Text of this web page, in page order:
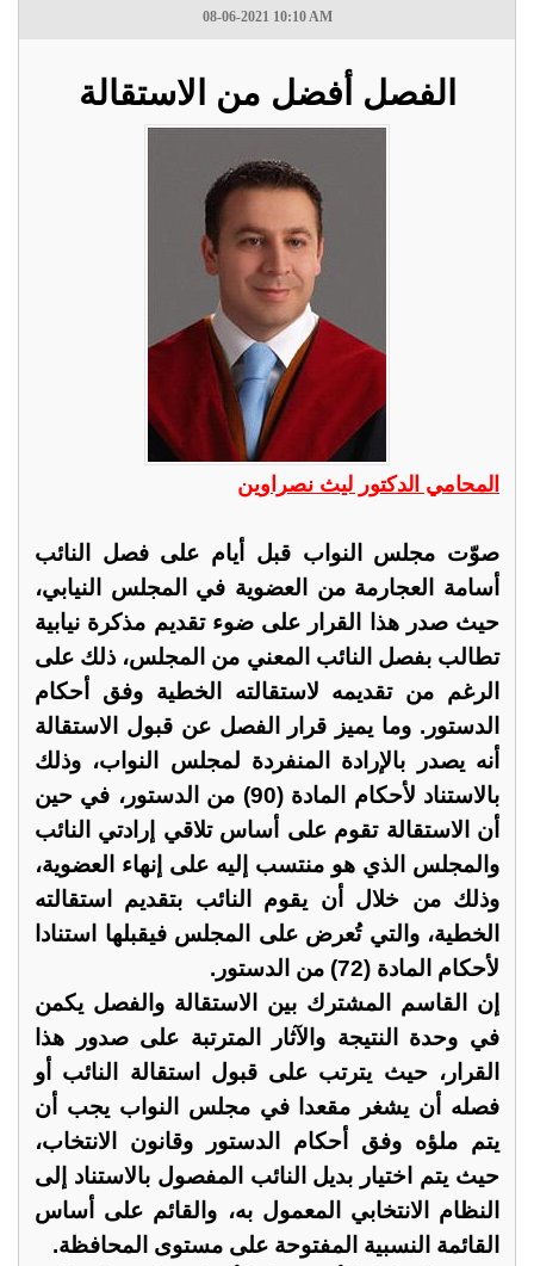
08-06-2021 10:10 AM
الفصل أفضل من الاستقالة
المحامي الدكتور ليث نصراوين
صوّت مجلس النواب قبل أيام على فصل النائب
أسامة العجارمة من العضوية في المجلس النيابي،
حيث صدر هذا القرار على ضوء تقديم مذكرة نيابية
تطالب بفصل النائب المعني من المجلس، ذلك على
الرغم من تقديمه لاستقالته الخطية وفق أحكام
الدستور. وما يميز قرار الفصل عن قبول الاستقالة
أنه يصدر بالإرادة المنفردة لمجلس النواب، وذلك
بالاستناد لأحكام المادة (90) من الدستور، في حين
أن الاستقالة تقوم على أساس تلاقي إرادتي النائب
والمجلس الذي هو منتسب إليه على إنهاء العضوية،
وذلك من خلال أن يقوم النائب بتقديم استقالته
الخطية، والتي تُعرض على المجلس فيقبلها استنادا
لأحكام المادة (72) من الدستور.
إن القاسم المشترك بين الاستقالة والفصل يكمن
في وحدة النتيجة والآثار المترتبة على صدور هذا
القرار، حيث يترتب على قبول استقالة النائب أو
فصله أن يشغر مقعدا في مجلس النواب يجب أن
يتم ملؤه وفق أحكام الدستور وقانون الانتخاب،
حيث يتم اختيار بديل النائب المفصول بالاستناد إلى
النظام الانتخابي المعمول به، والقائم على أساس
القائمة النسبية المفتوحة على مستوى المحافظة.